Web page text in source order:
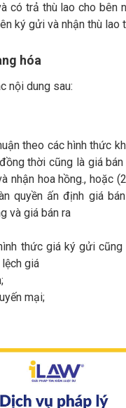
trả thù lao cho bên
ký gửi và nhận thù lao
hóa
nội dung sau:
theo các hình thức
thời cũng là giá
nhận hoa hồng.,
quyền ấn định giá
và giá bán ra
thức giá ký gửi
giá
mại;